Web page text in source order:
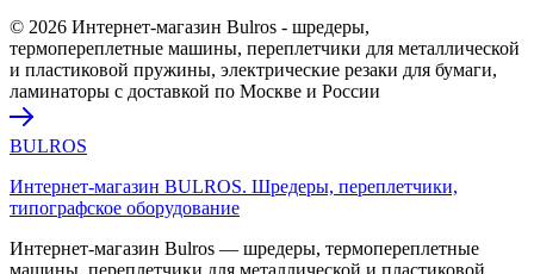
© 2026 Интернет-магазин Bulros - шредеры,
термопереплетные машины, переплетчики для металлической
и пластиковой пружины, электрические резаки для бумаги,
ламинаторы с доставкой по Москве и России
BULROS
Интернет-магазин BULROS. Шредеры, переплетчики,
типографское оборудование
Интернет-магазин Bulros — шредеры, термопереплетные
машины, переплетчики для металлической и пластиковой